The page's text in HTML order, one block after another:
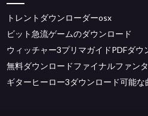
トレントダウンローダーosx
ビット急流ゲームのダウンロード
ウィッチャー3プリマガイドPDFダウ
無料ダウンロードファイナルファン
ギターヒーロー3ダウンロード可能な